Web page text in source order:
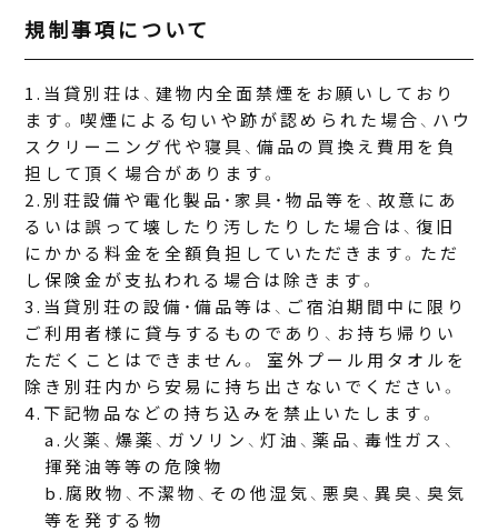
規制事項について
当貸別荘は、建物内全面禁煙をお願いしており
ます。喫煙による匂いや跡が認められた場合、ハウ
スクリーニング代や寝具、備品の買換え費用を負
担して頂く場合があります。
別荘設備や電化製品・家具・物品等を、故意にあ
るいは誤って壊したり汚したりした場合は、復旧
にかかる料金を全額負担していただきます。ただ
し保険金が支払われる場合は除きます。
当貸別荘の設備・備品等は、ご宿泊期間中に限り
ご利用者様に貸与するものであり、お持ち帰りい
ただくことはできません。 室外プール用タオルを
除き別荘内から安易に持ち出さないでください。
下記物品などの持ち込みを禁止いたします。
火薬、爆薬、ガソリン、灯油、薬品、毒性ガス、
揮発油等等の危険物
腐敗物、不潔物、その他湿気、悪臭、異臭、臭気
等を発する物